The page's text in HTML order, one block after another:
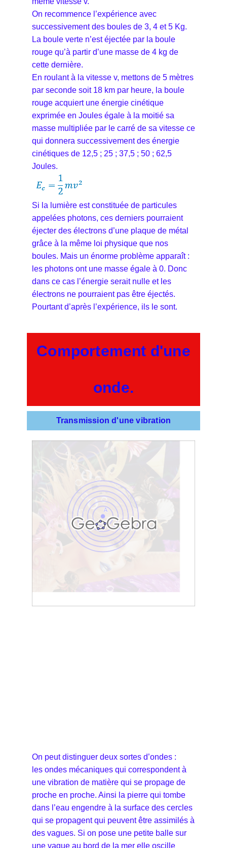
On recommence l’expérience avec
successivement des boules de 3, 4 et 5 Kg.
La boule verte n’est éjectée par la boule
rouge qu’à partir d’une masse de 4 kg de
cette dernière.
En roulant à la vitesse v, mettons de 5 mètres
par seconde soit 18 km par heure, la boule
rouge acquiert une énergie cinétique
exprimée en Joules égale à la moitié sa
masse multipliée par le carré de sa vitesse ce
qui donnera successivement des énergie
cinétiques de 12,5 ; 25 ; 37,5 ; 50 ; 62,5
Joules.
Si la lumière est constituée de particules
appelées photons, ces derniers pourraient
éjecter des électrons d’une plaque de métal
grâce à la même loi physique que nos
boules. Mais un énorme problème apparaît :
les photons ont une masse égale à 0. Donc
dans ce cas l’énergie serait nulle et les
électrons ne pourraient pas être éjectés.
Pourtant d’après l’expérience, ils le sont.
Comportement d'une
onde.
Transmission d'une vibration
On peut distinguer deux sortes d’ondes :
les ondes mécaniques qui correspondent à
une vibration de matière qui se propage de
proche en proche. Ainsi la pierre qui tombe
dans l’eau engendre à la surface des cercles
qui se propagent qui peuvent être assimilés à
des vagues. Si on pose une petite balle sur
une vague au bord de la mer elle oscille